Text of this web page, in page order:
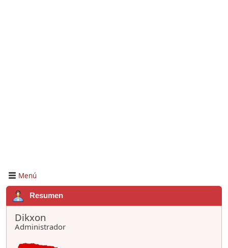
Menú
Resumen
Dikxon
Administrador